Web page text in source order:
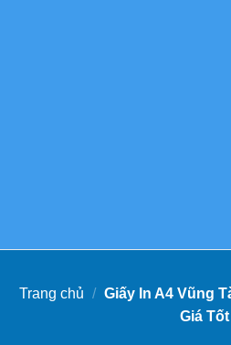
Trang chủ / Giấy In A4 Vũng
Giá Tốt